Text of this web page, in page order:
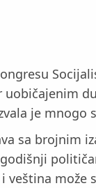
je
sa
veština